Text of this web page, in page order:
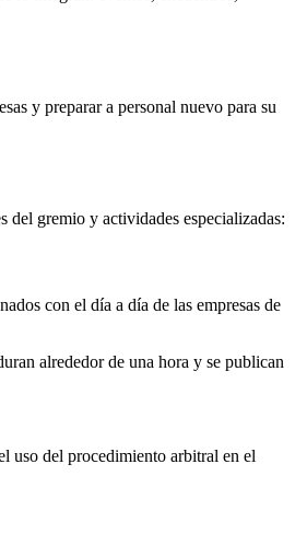
y preparar a personal nuevo para su
del gremio y actividades especializadas:
con el día a día de las empresas de
alrededor de una hora y se publican
uso del procedimiento arbitral en el